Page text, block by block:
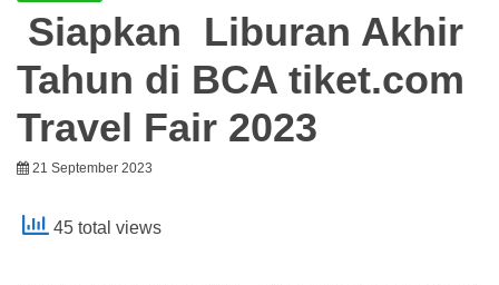
Siapkan Liburan Akhir
Tahun di BCA tiket.com
Travel Fair 2023
21 September 2023
45 total views